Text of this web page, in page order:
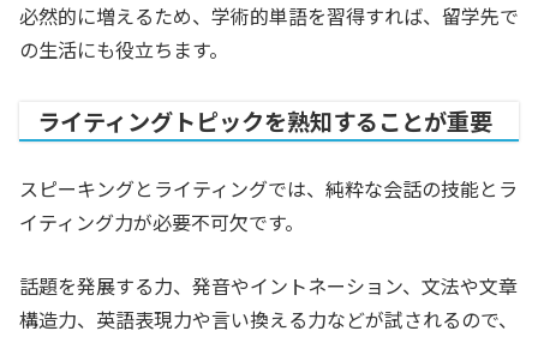
必然的に増えるため、学術的単語を習得すれば、留学先で
の生活にも役立ちます。
ライティングトピックを熟知することが重要
スピーキングとライティングでは、純粋な会話の技能とラ
イティング力が必要不可欠です。
話題を発展する力、発音やイントネーション、文法や文章
構造力、英語表現力や言い換える力などが試されるので、